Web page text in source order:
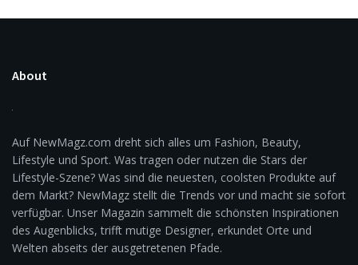
About
Auf NewMagz.com dreht sich alles um Fashion, Beauty,
Lifestyle und Sport. Was tragen oder nutzen die Stars der
Lifestyle-Szene? Was sind die neuesten, coolsten Produkte auf
dem Markt? NewMagz stellt die Trends vor und macht sie sofort
verfügbar. Unser Magazin sammelt die schönsten Inspirationen
des Augenblicks, trifft mutige Designer, erkundet Orte und
Welten abseits der ausgetretenen Pfade.